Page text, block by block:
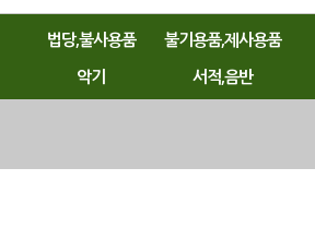
법당,불사용품 불기용품,제사용품
악기 서적,음반